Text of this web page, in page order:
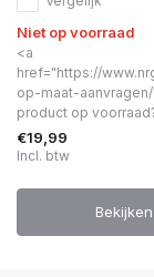
Niet op voorraad
<a
href="https://
op-maat-
product op
€19,99
Incl. btw
Bekijken